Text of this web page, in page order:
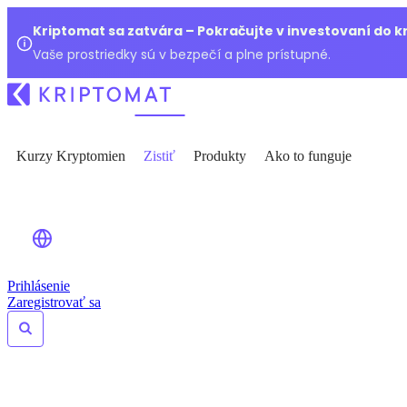
Kriptomat sa zatvára – Pokračujte v investovaní do
Vaše prostriedky sú v bezpečí a plne prístupné.
Kurzy Kryptomien Zistiť Produkty Ako to funguje
Prihlásenie
Zaregistrovať sa